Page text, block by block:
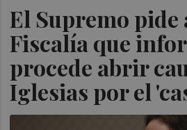
El Supremo pide
Fiscalía que
procede abrir
Iglesias por el